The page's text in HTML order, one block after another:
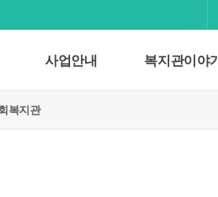
사업안내 복지관이야기
복지관